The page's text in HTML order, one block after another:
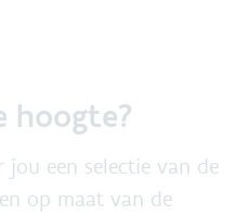
hoogte?
jou een selectie van de
op maat van de